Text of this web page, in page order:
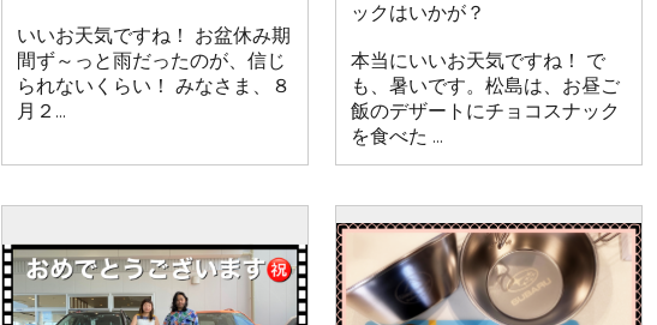
いいお天気ですね！ お盆休み期
間ず～っと雨だったのが、信じ
られないくらい！ みなさま、８
月２...
ックはいかが？
本当にいいお天気ですね！ で
も、暑いです。松島は、お昼ご
飯のデザートにチョコスナック
を食べた ...